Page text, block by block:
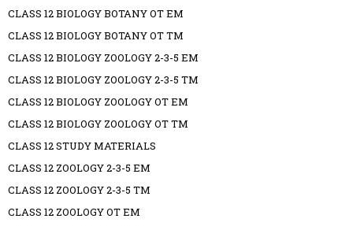
CLASS 12 BIOLOGY BOTANY OT EM
CLASS 12 BIOLOGY BOTANY OT TM
CLASS 12 BIOLOGY ZOOLOGY 2-3-5 EM
CLASS 12 BIOLOGY ZOOLOGY 2-3-5 TM
CLASS 12 BIOLOGY ZOOLOGY OT EM
CLASS 12 BIOLOGY ZOOLOGY OT TM
CLASS 12 STUDY MATERIALS
CLASS 12 ZOOLOGY 2-3-5 EM
CLASS 12 ZOOLOGY 2-3-5 TM
CLASS 12 ZOOLOGY OT EM